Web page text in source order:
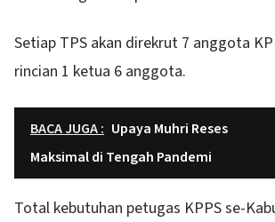
Setiap TPS akan direkrut 7 anggota
rincian 1 ketua 6 anggota.
BACA JUGA : Upaya Muhri Reses
Maksimal di Tengah Pandemi
Total kebutuhan petugas KPPS se-